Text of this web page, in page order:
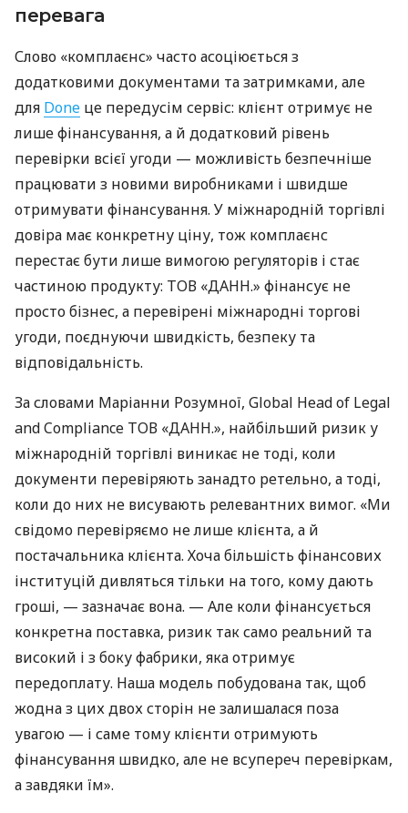
перевага
Слово «комплаєнс» часто асоціюється з
додатковими документами та затримками, але
для Done це передусім сервіс: клієнт отримує не
лише фінансування, а й додатковий рівень
перевірки всієї угоди — можливість безпечніше
працювати з новими виробниками і швидше
отримувати фінансування. У міжнародній торгівлі
довіра має конкретну ціну, тож комплаєнс
перестає бути лише вимогою регуляторів і стає
частиною продукту: ТОВ «ДАНН.» фінансує не
просто бізнес, а перевірені міжнародні торгові
угоди, поєднуючи швидкість, безпеку та
відповідальність.
За словами Маріанни Розумної, Global Head of Legal
and Compliance ТОВ «ДАНН.», найбільший ризик у
міжнародній торгівлі виникає не тоді, коли
документи перевіряють занадто ретельно, а тоді,
коли до них не висувають релевантних вимог. «Ми
свідомо перевіряємо не лише клієнта, а й
постачальника клієнта. Хоча більшість фінансових
інституцій дивляться тільки на того, кому дають
гроші, — зазначає вона. — Але коли фінансується
конкретна поставка, ризик так само реальний та
високий і з боку фабрики, яка отримує
передоплату. Наша модель побудована так, щоб
жодна з цих двох сторін не залишалася поза
увагою — і саме тому клієнти отримують
фінансування швидко, але не всупереч перевіркам,
а завдяки їм».